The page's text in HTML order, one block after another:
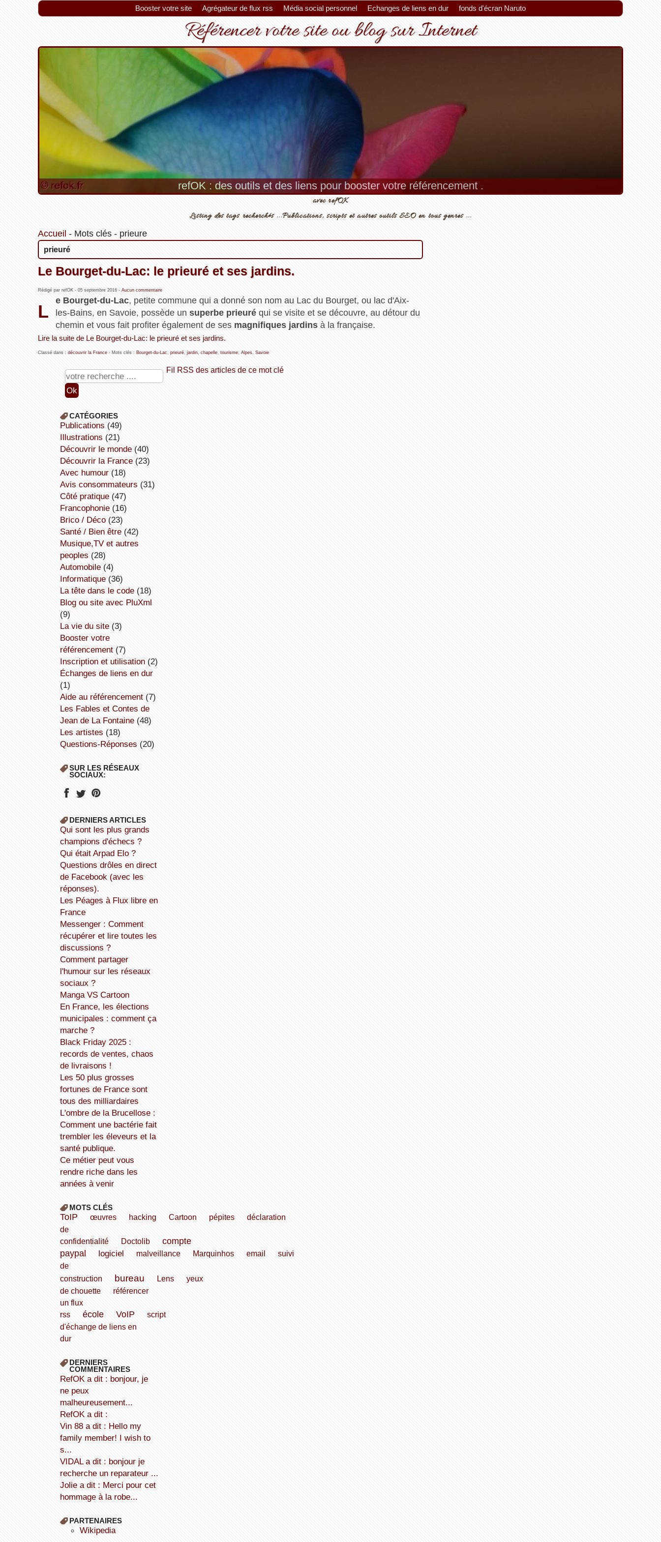
Booster votre site Agrégateur de flux rss Média social personnel Echanges de liens en dur fonds d'écran Naruto
Référencer votre site ou blog sur Internet
refOK : des outils et des liens pour booster votre référencement .
avec refOK
Listing des tags recherchés ...Publications, scripts et autres outils SEO en tous genres ...
Accueil - Mots clés- prieure
prieuré
Le Bourget-du-Lac: le prieuré et ses jardins.
Rédigé par refOK - 05 septembre 2016- Aucun commentaire
L
e Bourget-du-Lac, petite commune qui a donné son nom au Lac du Bourget, ou lac d'Aix-
les-Bains, en Savoie, possède un superbe prieuré qui se visite et se découvre, au détour du
chemin et vous fait profiter également de ses magnifiques jardins à la française.
Lire la suite de Le Bourget-du-Lac: le prieuré et ses jardins.
Classé dans : découvrir la France- Mots clés : Bourget-du-Lac, prieuré, jardin, chapelle, tourisme, Alpes, Savoie
Fil RSS des articles de ce mot clé
CATÉGORIES
publications (49)
illustrations (21)
découvrir le monde(40)
découvrir la France(23)
avec humour(18)
avis consommateurs (31)
côté pratique(47)
Francophonie(16)
Brico / Déco(23)
Santé / Bien être(42)
Musique,TV et autres
peoples (28)
Automobile(4)
informatique(36)
la tête dans le code(18)
Blog ou site avec PluXml
(9)
la vie du site(3)
booster votre
référencement(7)
inscription et utilisation(2)
échanges de liens en dur
(1)
aide au référencement(7)
Les Fables et Contes de
Jean de La Fontaine(48)
Les artistes (18)
Questions-Réponses (20)
SUR LES RÉSEAUX
SOCIAUX:
DERNIERS ARTICLES
Qui sont les plus grands
champions d'échecs ?
Qui était Arpad Elo ?
Questions drôles en direct
de Facebook (avec les
réponses).
Les Péages à Flux libre en
France
Messenger : Comment
récupérer et lire toutes les
discussions ?
Comment partager
l'humour sur les réseaux
sociaux ?
Manga VS Cartoon
En France, les élections
municipales : comment ça
marche ?
Black Friday 2025 :
records de ventes, chaos
de livraisons !
Les 50 plus grosses
fortunes de France sont
tous des milliardaires
L'ombre de la Brucellose :
Comment une bactérie fait
trembler les éleveurs et la
santé publique.
Ce métier peut vous
rendre riche dans les
années à venir
MOTS CLÉS
ToIP œuvres hacking Cartoon pépites
déclaration
de
confidentialité
Doctolib
compte
paypal
logiciel malveillance Marquinhos email
suivi
de
construction
bureau Lens
yeux
de chouette
référencer
un flux
rss
école VoIP
script
d'échange de liens en
dur
DERNIERS
COMMENTAIRES
refOK a dit : bonjour, je
ne peux
malheureusement...
refOK a dit :
Vin 88 a dit : Hello my
family member! I wish to
s...
VIDAL a dit : bonjour je
recherche un reparateur ...
Jolie a dit : Merci pour cet
hommage à la robe...
PARTENAIRES
wikipedia